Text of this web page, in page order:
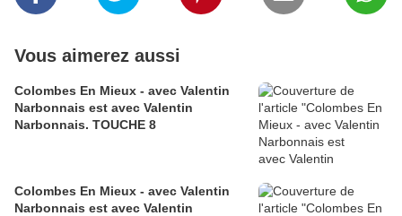
Vous aimerez aussi
Colombes En Mieux - avec Valentin
Narbonnais est avec Valentin
Narbonnais. TOUCHE 8
Colombes En Mieux - avec Valentin
Narbonnais est avec Valentin